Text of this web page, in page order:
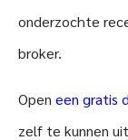
onderzochte
broker.
Open een gratis
zelf te kunnen